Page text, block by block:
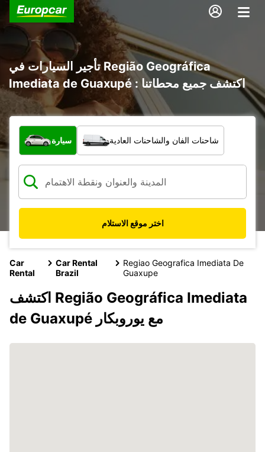
تأجير السيارات في Região Geográfica
Imediata de Guaxupé : اكتشف جميع محطاتنا
ما نوع المركبة؟
سيارة شاحنات الفان والشاحنات العادية
اختر موقع الاستلام
Car
Rental
Car Rental
Brazil
Regiao Geografica Imediata De
Guaxupe
اكتشف Região Geográfica Imediata
de Guaxupé مع يوروبكار